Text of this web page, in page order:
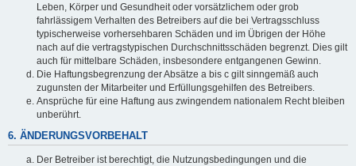
Leben, Körper und Gesundheit oder vorsätzlichem oder grob
fahrlässigem Verhalten des Betreibers auf die bei Vertragsschluss
typischerweise vorhersehbaren Schäden und im Übrigen der Höhe
nach auf die vertragstypischen Durchschnittsschäden begrenzt. Dies gilt
auch für mittelbare Schäden, insbesondere entgangenen Gewinn.
Die Haftungsbegrenzung der Absätze a bis c gilt sinngemäß auch
zugunsten der Mitarbeiter und Erfüllungsgehilfen des Betreibers.
Ansprüche für eine Haftung aus zwingendem nationalem Recht bleiben
unberührt.
6. ÄNDERUNGSVORBEHALT
Der Betreiber ist berechtigt, die Nutzungsbedingungen und die